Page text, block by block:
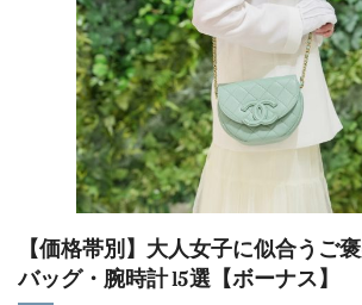
【価格帯別】大人女子に似合うご
バッグ・腕時計 15選【ボーナス】